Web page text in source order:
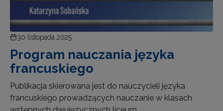
30 listopada 2025
Program nauczania języka
francuskiego
Publikacja skierowana jest do nauczycieli języka
francuskiego prowadzących nauczanie w klasach